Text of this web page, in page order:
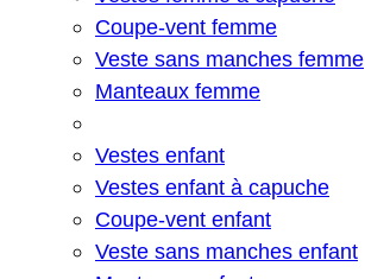
Coupe-vent femme
Veste sans manches femme
Manteaux femme
Vestes enfant
Vestes enfant à capuche
Coupe-vent enfant
Veste sans manches enfant